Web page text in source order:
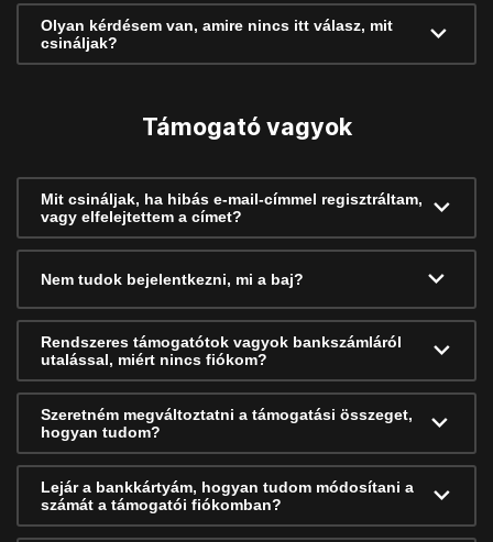
Olyan kérdésem van, amire nincs itt válasz, mit
csináljak?
Támogató vagyok
Mit csináljak, ha hibás e-mail-címmel regisztráltam,
vagy elfelejtettem a címet?
Nem tudok bejelentkezni, mi a baj?
Rendszeres támogatótok vagyok bankszámláról
utalással, miért nincs fiókom?
Szeretném megváltoztatni a támogatási összeget,
hogyan tudom?
Lejár a bankkártyám, hogyan tudom módosítani a
számát a támogatói fiókomban?